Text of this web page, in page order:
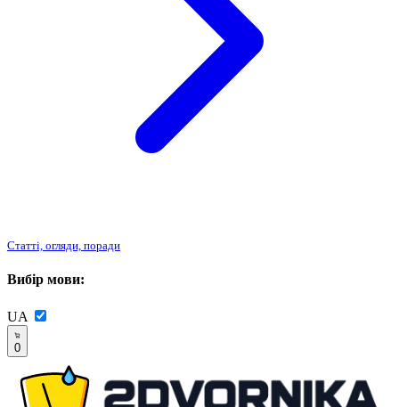
Статті, огляди, поради
Вибір мови:
UA
0